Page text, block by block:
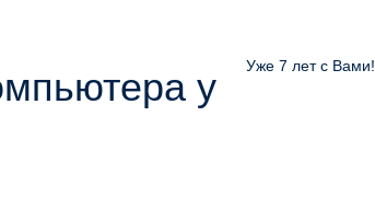
у
Уже 7 лет с Вами!